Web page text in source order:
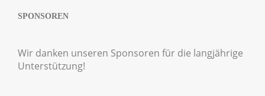
SPONSOREN
Wir danken unseren Sponsoren für die langjährige
Unterstützung!